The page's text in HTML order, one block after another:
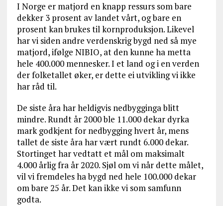
I Norge er matjord en knapp ressurs som bare
dekker 3 prosent av landet vårt, og bare en
prosent kan brukes til kornproduksjon. Likevel
har vi siden andre verdenskrig bygd ned så mye
matjord, ifølge NIBIO, at den kunne ha metta
hele 400.000 mennesker. I et land og i en verden
der folketallet øker, er dette ei utvikling vi ikke
har råd til.
De siste åra har heldigvis nedbygginga blitt
mindre. Rundt år 2000 ble 11.000 dekar dyrka
mark godkjent for nedbygging hvert år, mens
tallet de siste åra har vært rundt 6.000 dekar.
Stortinget har vedtatt et mål om maksimalt
4.000 årlig fra år 2020. Sjøl om vi når dette målet,
vil vi fremdeles ha bygd ned hele 100.000 dekar
om bare 25 år. Det kan ikke vi som samfunn
godta.